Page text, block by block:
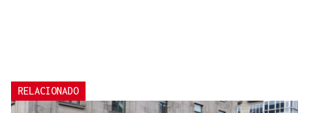
RELACIONADO